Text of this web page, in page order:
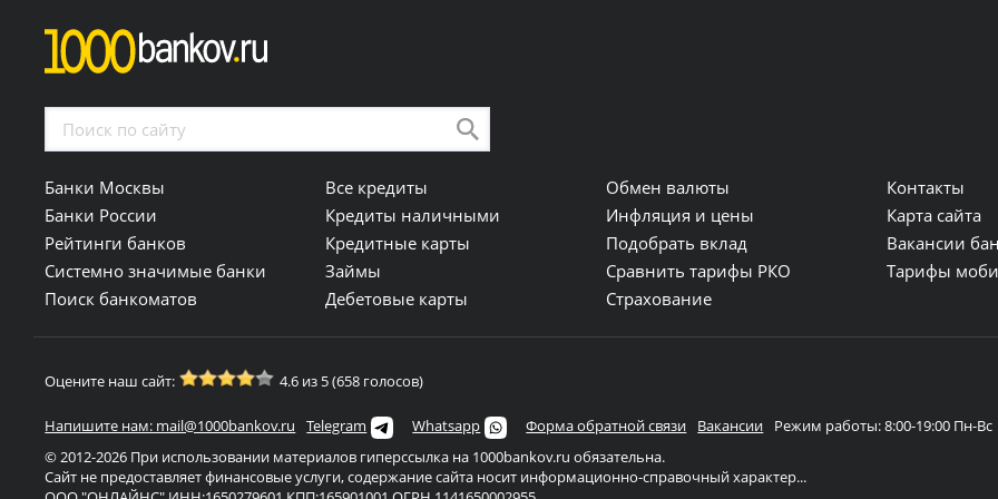
г. Нижний Новгород, улица Карла Маркса, 7а, супермаркет Перекрёсток
г. Бор, г. Нижний Новгород, Казанское шоссе, 4а, 1 этаж; супермаркет Перекрёсток
г. Казань, улица Вишневского, 49, 1 этаж; ежедневно с 08:00 до 22:00;
г. Казань, улица Рихарда Зорге, 11Б, 1 этаж ; ежедневно с 10:00 до 22:00;
г. Ижевск, Пушкинская улица, 216, 1 этаж; круглосуточно
г. Ижевск, улица 9 Января, 219а, 1 этаж
г. Ижевск, Удмуртская улица, 304, -1 этаж ; ежедневно с 09:00 до 22:00;
г. Ижевск, Молодёжная улица, 87, 1 этаж; круглосуточно
Банки Москвы
Банки России
Рейтинги банков
Системно значимые банки
Поиск банкоматов
Все кредиты
Кредиты наличными
Кредитные карты
Займы
Дебетовые карты
Обмен валюты
Инфляция и цены
Подобрать вклад
Сравнить тарифы РКО
Страхование
Контакты
Карта сайта
Вакансии
Тарифы
Оцените наш сайт: 4.6 из 5 (658 голосов)
Напишите нам: mail@1000bankov.ru Telegram Whatsapp Форма обратной связи Вакансии
Режим работы: 8:00-19:00 Пн-Вс
© 2012-2026 При использовании материалов гиперссылка на 1000bankov.ru обязательна.
Сайт не предоставляет финансовые услуги, содержание сайта носит информационно-справочный характер...